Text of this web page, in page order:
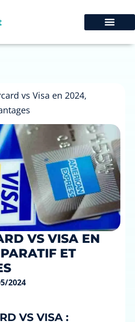
vs Visa en 2024,
VS VISA EN
ET
2024
VS VISA :